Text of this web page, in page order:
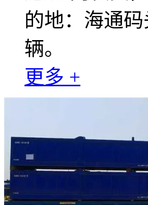
的地：海通
辆。
更多 +